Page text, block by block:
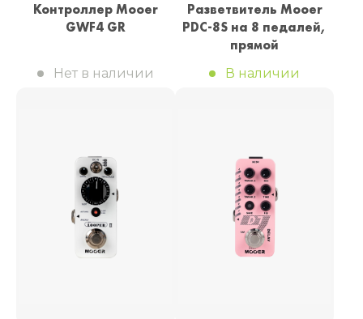
Контроллер Mooer
GWF4 GR
Нет в наличии
Разветвитель Mooer
PDC-8S на 8 педалей,
прямой
В наличии